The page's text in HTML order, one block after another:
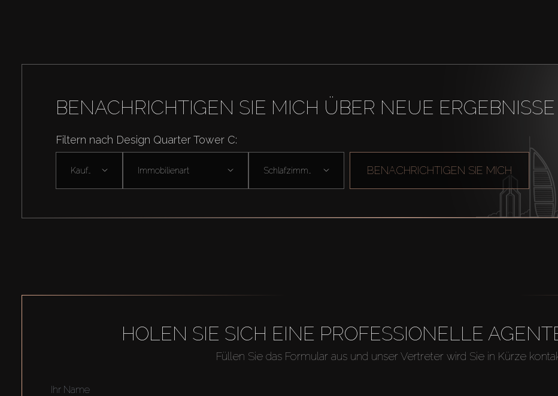
BENACHRICHTIGEN SIE MICH ÜBER NEUE ERGEBNISSE
Filtern nach Design Quarter Tower C:
Kaufen Immobilienart BENACHRICHTIGEN SIE MICH
HOLEN SIE SICH EINE PROFESSIONELLE
Füllen Sie das Formular aus und unser Vertreter wird Sie in Kürze